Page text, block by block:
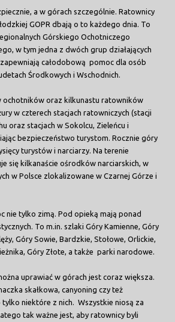
a w górach szczególnie. Ratownicy
GOPR dbają o to każdego dnia. To
Górskiego Ochotniczego
w tym jedna z dwóch grup działających
całodobową pomoc dla osób
Środkowych i Wschodnich.
ochotników oraz kilkunastu ratowników
w czterech stacjach ratowniczych (stacji
oraz stacjach w Sokolcu, Zieleńcu i
bezpieczeństwo turystom. Rocznie góry
turystów i narciarzy. Na terenie
się kilkanaście ośrodków narciarskich, w
w Polsce zlokalizowane w Czarnej Górze i
nie tylko zimą. Pod opieką mają ponad
To m.in. szlaki Góry Kamienne, Góry
Góry Sowie, Bardzkie, Stołowe, Orlickie,
Góry Złote, a także parki narodowe.
uprawiać w górach jest coraz większa.
skałkowa, canyoning czy też
niektóre z nich. Wszystkie niosą za
tak ważne jest, aby ratownicy byli